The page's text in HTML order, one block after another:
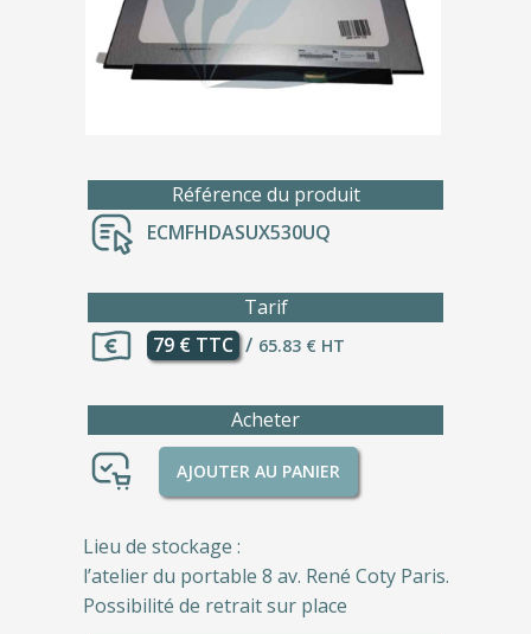
Référence du produit
ECMFHDASUX530UQ
Tarif
79 € TTC / 65.83 € HT
Acheter
AJOUTER AU PANIER
Lieu de stockage :
l’atelier du portable 8 av. René Coty Paris.
Possibilité de retrait sur place